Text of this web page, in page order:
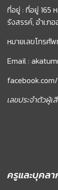
ที่อยู่ : ที่อยู่ 165
รังสรรค์, อำเภ
หมายเลขโทรศั
Email :
เลขประจำตัวผู้
ครูและบุคลา